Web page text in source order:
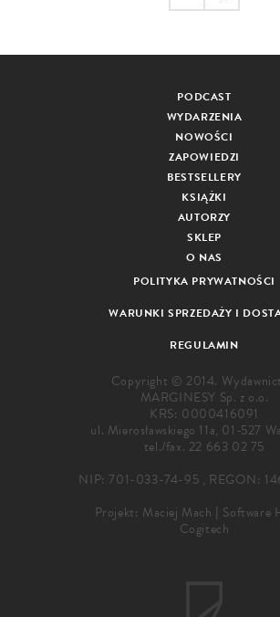
PODCAST
WYDARZENIA
NOWOŚCI
ZAPOWIEDZI
BESTSELLERY
KSIĄŻKI
AUTORZY
SKLEP
O NAS
POLITYKA PRYWATNOŚCI
WARUNKI SPRZEDAŻY I
REGULAMIN
Copyright © 2014.
MARGINESY Sp. z o.o.
KRS: 0000416091
ul. Mierosławskiego 11a, 01-527
tel./fax. 22 663 02 75
NIP: 701-033-74-95 , REGON:
Projekt: Maciej Mach | Software
Cogitech